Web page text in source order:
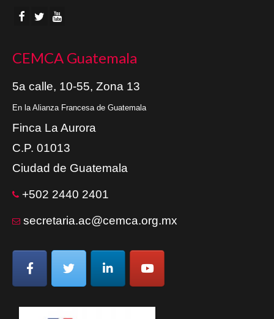
CEMCA Guatemala
5a calle, 10-55, Zona 13
En la Alianza Francesa de Guatemala
Finca La Aurora
C.P. 01013
Ciudad de Guatemala
+502 2440 2401
secretaria.ac@cemca.org.mx